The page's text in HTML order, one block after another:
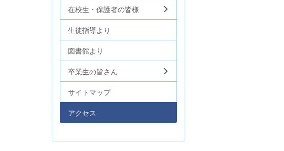
在校生・保護者の皆様
生徒指導より
図書館より
卒業生の皆さん
サイトマップ
アクセス